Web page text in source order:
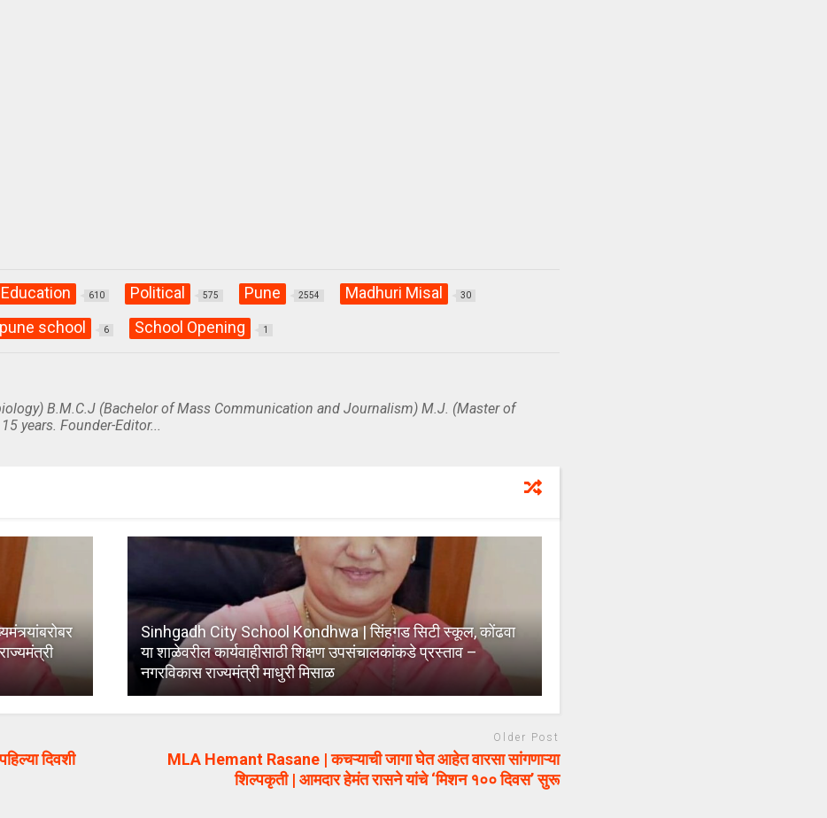
Education 610 Political 575 Pune 2554 Madhuri Misal 30
pune school 6 School Opening 1
B.M.C.J (Bachelor of Mass Communication and Journalism) M.J. (Master of
years. Founder-Editor...
Sinhgadh City School Kondhwa | सिंहगड सिटी स्कूल, कोंढवा
या शाळेवरील कार्यवाहीसाठी शिक्षण उपसंचालकांकडे प्रस्ताव –
नगरविकास राज्यमंत्री माधुरी मिसाळ
दिवशी
Older Post
MLA Hemant Rasane | कचऱ्याची जागा घेत आहेत वारसा सांगणाऱ्या
शिल्पकृती | आमदार हेमंत रासने यांचे ‘मिशन १०० दिवस’ सुरू